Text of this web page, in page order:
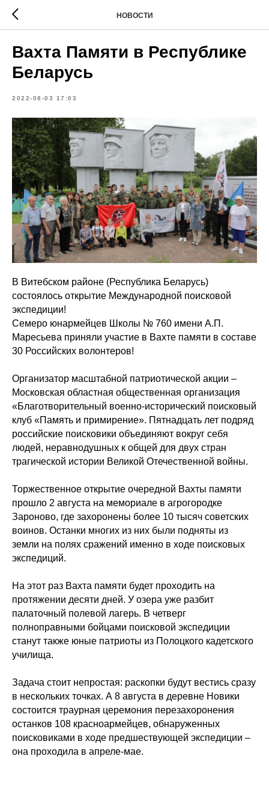
НОВОСТИ
Вахта Памяти в Республике
Беларусь
2022-08-03 17:03
В Витебском районе (Республика Беларусь)
состоялось открытие Международной поисковой
экспедиции!
Семеро юнармейцев Школы № 760 имени А.П.
Маресьева приняли участие в Вахте памяти в составе
30 Российских волонтеров!
Организатор масштабной патриотической акции –
Московская областная общественная организация
«Благотворительный военно-исторический поисковый
клуб «Память и примирение». Пятнадцать лет подряд
российские поисковики объединяют вокруг себя
людей, неравнодушных к общей для двух стран
трагической истории Великой Отечественной войны.
Торжественное открытие очередной Вахты памяти
прошло 2 августа на мемориале в агрогородке
Зароново, где захоронены более 10 тысяч советских
воинов. Останки многих из них были подняты из
земли на полях сражений именно в ходе поисковых
экспедиций.
На этот раз Вахта памяти будет проходить на
протяжении десяти дней. У озера уже разбит
палаточный полевой лагерь. В четверг
полноправными бойцами поисковой экспедиции
станут также юные патриоты из Полоцкого кадетского
училища.
Задача стоит непростая: раскопки будут вестись сразу
в нескольких точках. А 8 августа в деревне Новики
состоится траурная церемония перезахоронения
останков 108 красноармейцев, обнаруженных
поисковиками в ходе предшествующей экспедиции –
она проходила в апреле-мае.